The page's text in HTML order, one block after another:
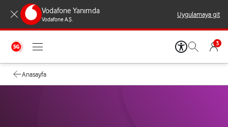
Vodafone Yanımda
Vodafone A.Ş.
Uygulamaya git
3
Anasayfa